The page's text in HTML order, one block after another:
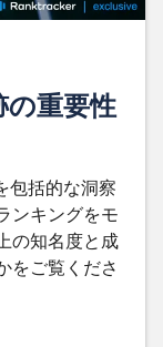
の重要性
包括的な洞察
ンキングをモ
の知名度と成
をご覧くださ